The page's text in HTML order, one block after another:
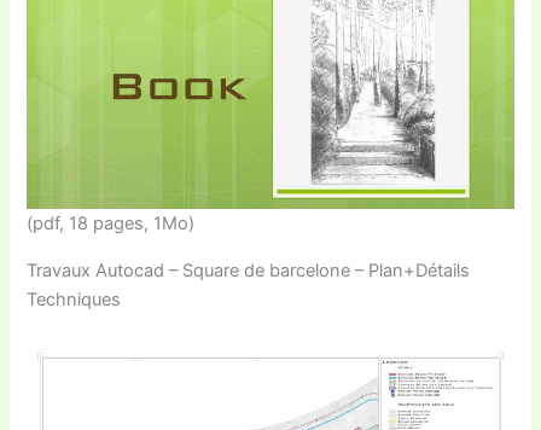
(pdf, 18 pages, 1Mo)
Travaux Autocad – Square de barcelone – Plan+Détails
Techniques